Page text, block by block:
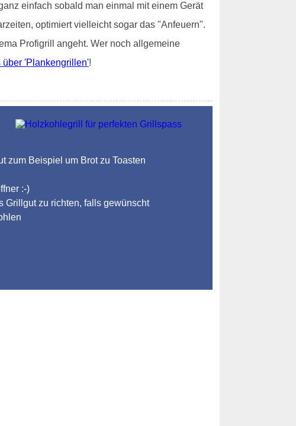
einfach sobald man einmal mit einem Gerät
optimiert vielleicht sogar das "Anfeuern".
Profigrill angeht. Wer noch allgemeine
'Plankengrillen'!
zum Beispiel um Brot zu Toasten
:-)
Grillgut zu richten, falls gewünscht